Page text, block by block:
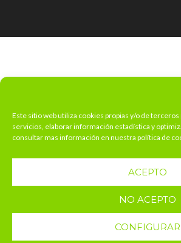
Este sitio web utiliza cookies propias y/o de
servicios, elaborar información estadística y
consultar mas información en nuestra política de
ACEPTO
NO ACEPTO
CONFIGURAR